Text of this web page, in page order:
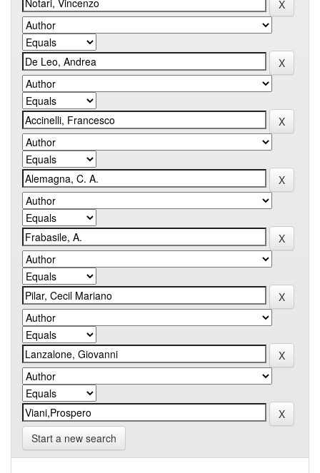
Start a new search